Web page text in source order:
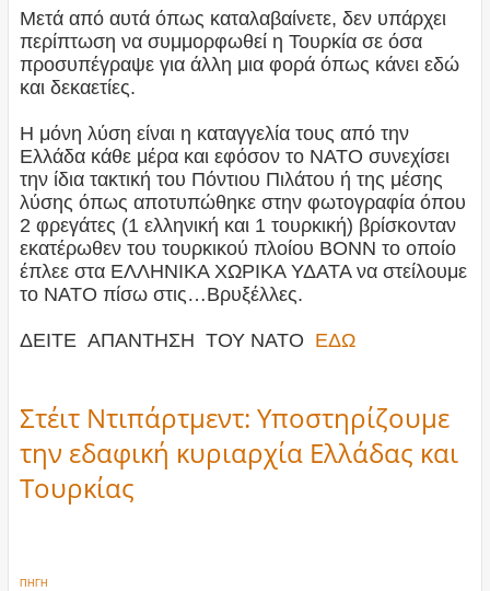
Mετά από αυτά όπως καταλαβαίνετε, δεν υπάρχει
περίπτωση να συμμορφωθεί η Τουρκία σε όσα
προσυπέγραψε για άλλη μια φορά όπως κάνει εδώ
και δεκαετίες.
Η μόνη λύση είναι η καταγγελία τους από την
Ελλάδα κάθε μέρα και εφόσον το ΝΑΤΟ συνεχίσει
την ίδια τακτική του Πόντιου Πιλάτου ή της μέσης
λύσης όπως αποτυπώθηκε στην φωτογραφία όπου
2 φρεγάτες (1 ελληνική και 1 τουρκική) βρίσκονταν
εκατέρωθεν του τουρκικού πλοίου BONN το οποίο
έπλεε στα ΕΛΛΗΝΙΚΑ ΧΩΡΙΚΑ ΥΔΑΤΑ να στείλουμε
το ΝΑΤΟ πίσω στις…Βρυξέλλες.
ΔΕΙΤΕ ΑΠΑΝΤΗΣΗ ΤΟΥ ΝΑΤΟ ΕΔΩ
Στέιτ Ντιπάρτμεντ: Υποστηρίζουμε
την εδαφική κυριαρχία Ελλάδας και
Τουρκίας
ΠΗΓΗ